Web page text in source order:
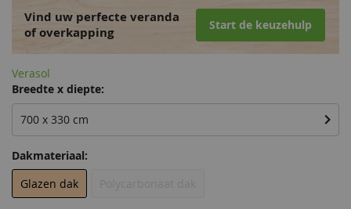
Vind uw perfecte veranda
of overkapping
Start de keuzehulp
Verasol
Breedte x diepte:
700 x 330 cm
Dakmateriaal:
Glazen dak